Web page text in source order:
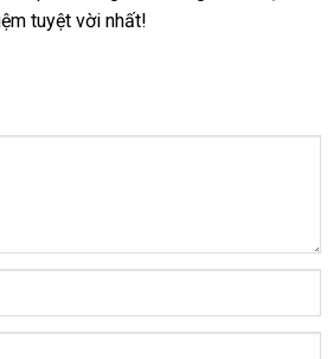
tuyệt vời nhất!